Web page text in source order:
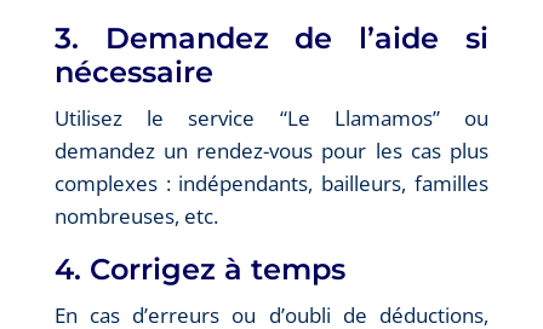
3. Demandez de l’aide si
nécessaire
Utilisez le service “Le Llamamos” ou
demandez un rendez-vous pour les cas plus
complexes : indépendants, bailleurs, familles
nombreuses, etc.
4. Corrigez à temps
En cas d’erreurs ou d’oubli de déductions,